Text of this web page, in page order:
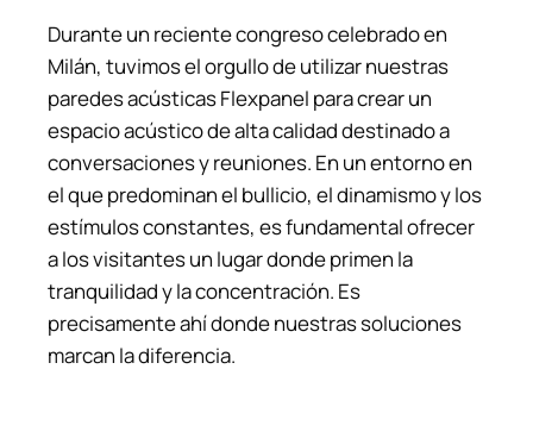
Durante un reciente congreso celebrado en
Milán, tuvimos el orgullo de utilizar nuestras
paredes acústicas Flexpanel para crear un
espacio acústico de alta calidad destinado a
conversaciones y reuniones. En un entorno en
el que predominan el bullicio, el dinamismo y los
estímulos constantes, es fundamental ofrecer
a los visitantes un lugar donde primen la
tranquilidad y la concentración. Es
precisamente ahí donde nuestras soluciones
marcan la diferencia.